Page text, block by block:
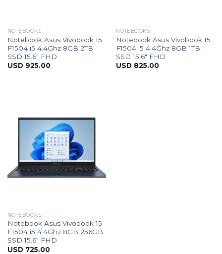
NOTEBOOKS
Notebook Asus Vivobook 15
F1504 i5 4.4Ghz 8GB 2TB
SSD 15.6″ FHD
USD 925.00
NOTEBOOKS
Notebook Asus Vivobook 15
F1504 i5 4.4Ghz 8GB 1TB
SSD 15.6″ FHD
USD 825.00
NOTEBOOKS
Notebook Asus Vivobook 15
F1504 i5 4.4Ghz 8GB 256GB
SSD 15.6″ FHD
USD 725.00